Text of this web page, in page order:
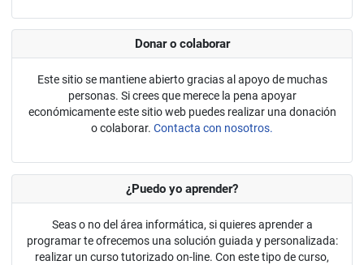
Donar o colaborar
Este sitio se mantiene abierto gracias al apoyo de muchas
personas. Si crees que merece la pena apoyar
económicamente este sitio web puedes realizar una donación
o colaborar. Contacta con nosotros.
¿Puedo yo aprender?
Seas o no del área informática, si quieres aprender a
programar te ofrecemos una solución guiada y personalizada:
realizar un curso tutorizado on-line. Con este tipo de curso,